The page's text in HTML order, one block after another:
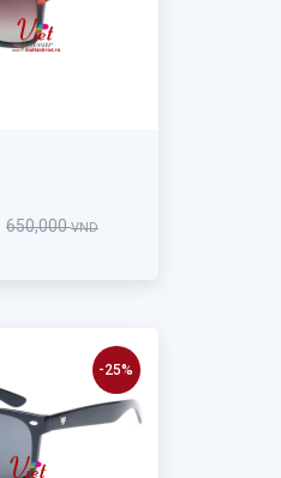
650,000VND
-25%